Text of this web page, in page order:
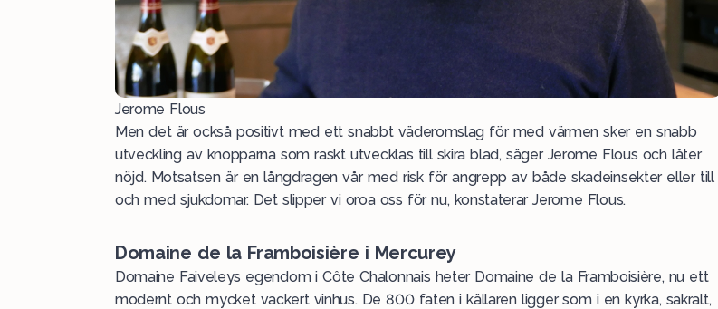
Jerome Flous
Men det är också positivt med ett snabbt väderomslag för med värmen sker en snabb
utveckling av knopparna som raskt utvecklas till skira blad, säger Jerome Flous och låter
nöjd. Motsatsen är en långdragen vår med risk för angrepp av både skadeinsekter eller till
och med sjukdomar. Det slipper vi oroa oss för nu, konstaterar Jerome Flous.
Domaine de la Framboisière i Mercurey
Domaine Faiveleys egendom i Côte Chalonnais heter Domaine de la Framboisière, nu ett
modernt och mycket vackert vinhus. De 800 faten i källaren ligger som i en kyrka, sakralt,